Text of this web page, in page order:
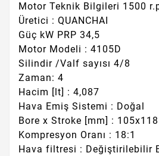
Motor Teknik Bilgileri 1500
Üretici : QUANCHAI
Güç kW PRP 34,5
Motor Modeli : 4105D
Silindir /Valf sayısı 4/8
Zaman: 4
Hacim [lt] : 4,087
Hava Emiş Sistemi : Doğal
Bore x Stroke [mm] : 105x118
Kompresyon Oranı : 18:1
Hava filtresi : Değiştirilebilir